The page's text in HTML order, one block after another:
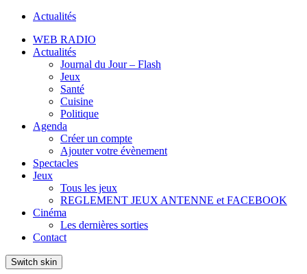
Actualités
WEB RADIO
Actualités
Journal du Jour – Flash
Jeux
Santé
Cuisine
Politique
Agenda
Créer un compte
Ajouter votre évènement
Spectacles
Jeux
Tous les jeux
REGLEMENT JEUX ANTENNE et FACEBOOK
Cinéma
Les dernières sorties
Contact
Switch skin